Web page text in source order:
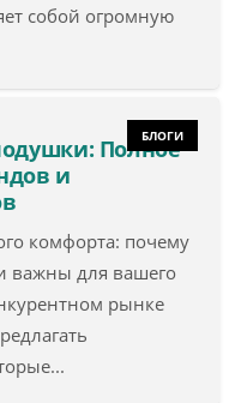
собой огромную
БЛОГИ
Полное
и
комфорта: почему
важны для вашего
рынке